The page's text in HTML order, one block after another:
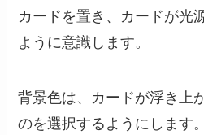
カードを置き、カードが光
ように意識します。
背景色は、カードが浮き上
のを選択するようにします。